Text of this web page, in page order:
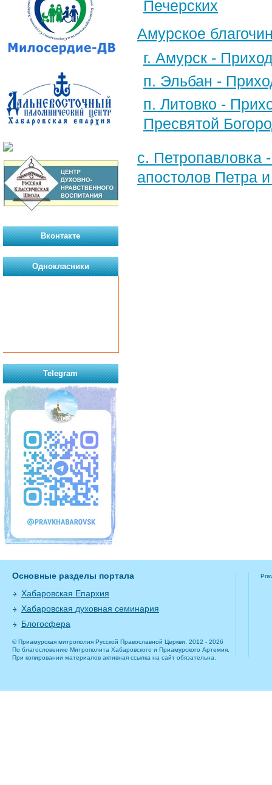
Печерских
Амурское
г. Амурск -
п. Эльбан -
п. Литовко -
Пресвятой
с. Петропавловка
апостолов Петра
Вконтакте
Однокласники
Telegram
Основные разделы портала
Хабаровская Епархия
Хабаровская духовная семинария
Блогосфера
© Приамурская митрополия Русской Православной Церкви, 2012 - 2026
По благословению Митрополита Хабаровского и Приамурского Артемия.
При копировании материалов активная ссылка на сайт обязательна.